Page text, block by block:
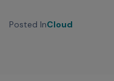
Posted InCloud